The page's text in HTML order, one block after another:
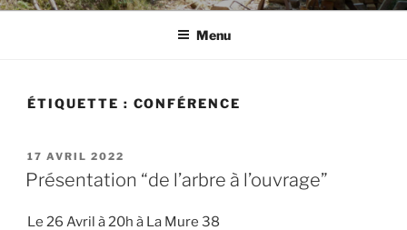
Menu
ÉTIQUETTE : CONFÉRENCE
PUBLIÉ
LE
17 AVRIL 2022
Présentation “de l’arbre à l’ouvrage”
Le 26 Avril à 20h à La Mure 38